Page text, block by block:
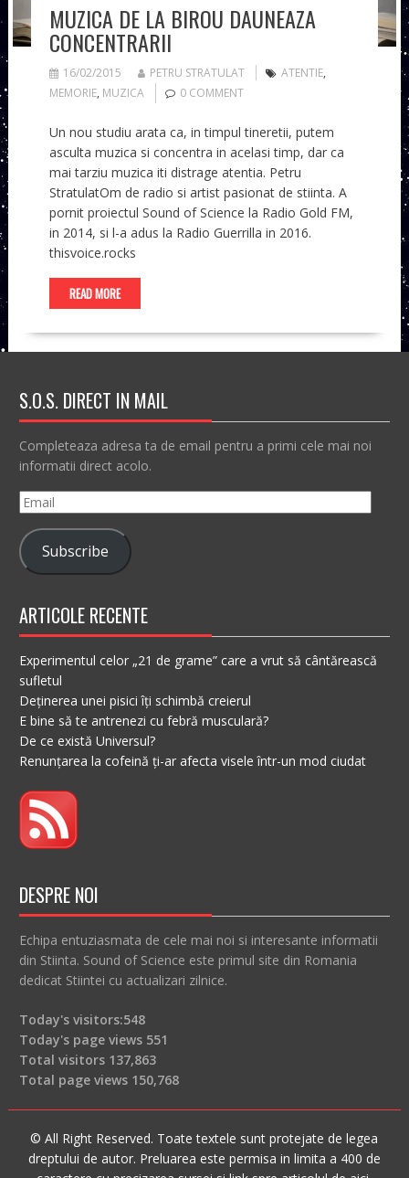
MUZICA DE LA BIROU DAUNEAZA
CONCENTRARII
16/02/2015 PETRU STRATULAT ATENTIE,
MEMORIE, MUZICA 0 COMMENT
Un nou studiu arata ca, in timpul tineretii, putem
asculta muzica si concentra in acelasi timp, dar ca
mai tarziu muzica iti distrage atentia. Petru
StratulatOm de radio si artist pasionat de stiinta. A
pornit proiectul Sound of Science la Radio Gold FM,
in 2014, si l-a adus la Radio Guerrilla in 2016.
thisvoice.rocks
READ MORE
S.O.S. DIRECT IN MAIL
Completeaza adresa ta de email pentru a primi cele mai noi
informatii direct acolo.
Email
Subscribe
ARTICOLE RECENTE
Experimentul celor „21 de grame” care a vrut să cântărească
sufletul
Deținerea unei pisici îți schimbă creierul
E bine să te antrenezi cu febră musculară?
De ce există Universul?
Renunțarea la cofeină ți-ar afecta visele într-un mod ciudat
DESPRE NOI
Echipa entuziasmata de cele mai noi si interesante informatii
din Stiinta. Sound of Science este primul site din Romania
dedicat Stiintei cu actualizari zilnice.
Today's visitors:548
Today's page views 551
Total visitors 137,863
Total page views 150,768
© All Right Reserved. Toate textele sunt protejate de legea
dreptului de autor. Preluarea este permisa in limita a 400 de